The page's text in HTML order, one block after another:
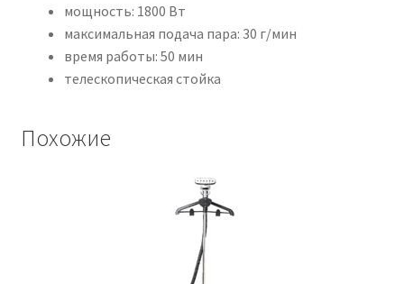
мощность: 1800 Вт
максимальная подача пара: 30 г/мин
время работы: 50 мин
телескопическая стойка
Похожие